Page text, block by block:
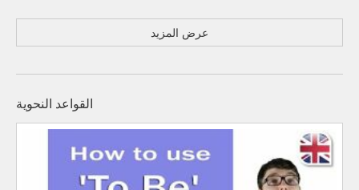
عرض المزيد
القواعد النحوية